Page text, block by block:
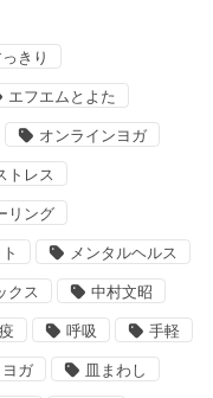
きり
エフエムとよた
オンラインヨガ
トレス
リング
メンタルヘルス
クス 中村文昭
呼吸 手軽
ガ 皿まわし